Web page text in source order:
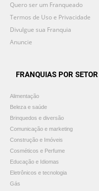
Quero ser um Franqueado
Termos de Uso e Privacidade
Divulgue sua Franquia
Anuncie
FRANQUIAS POR SETOR
Alimentação
Beleza e saúde
Brinquedos e diversão
Comunicação e marketing
Construção e Imóveis
Cosméticos e Perfume
Educação e Idiomas
Eletrônicos e tecnologia
Gás